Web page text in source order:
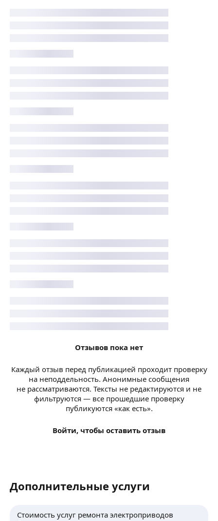
связанных с электропроводкой 🚨
Отзывов пока нет
Каждый отзыв перед публикацией проходит проверку
на неподдельность. Анонимные сообщения
не рассматриваются. Тексты не редактируются и не
фильтруются — все прошедшие проверку
публикуются «как есть».
Войти, чтобы оставить отзыв
Дополнительные услуги
Стоимость услуг ремонта электроприводов